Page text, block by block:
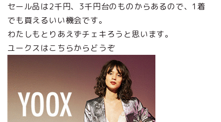
セール品は2千円、3千円台のものからあるので、1着
でも買えるいい機会です。
わたしもとりあえずチェキろうと思います。
ユークスはこちらからどうぞ